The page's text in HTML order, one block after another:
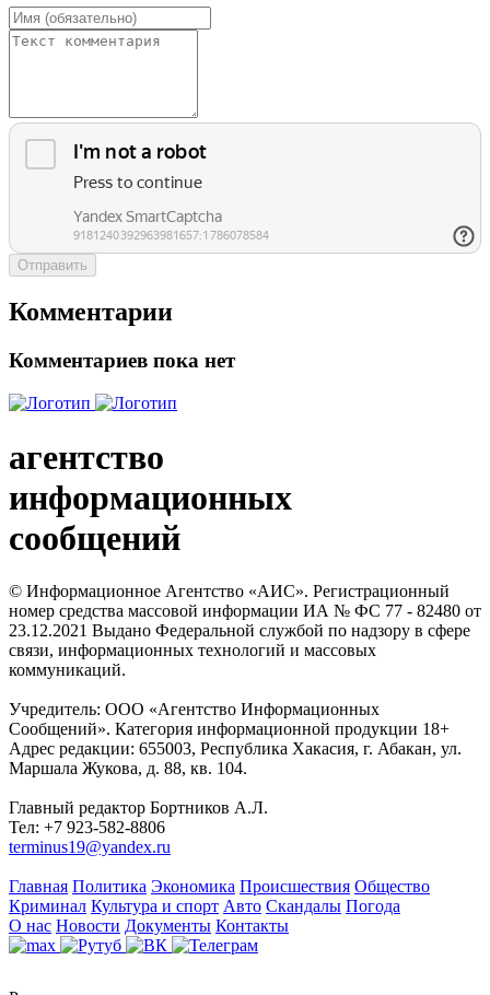
Отправить
Комментарии
Комментариев пока нет
агентство
информационных
сообщений
© Информационное Агентство «АИС». Регистрационный
номер средства массовой информации ИА № ФС 77 - 82480 от
23.12.2021 Выдано Федеральной службой по надзору в сфере
связи, информационных технологий и массовых
коммуникаций.
Учредитель: ООО «Агентство Информационных
Сообщений». Категория информационной продукции 18+
Адрес редакции: 655003, Республика Хакасия, г. Абакан, ул.
Маршала Жукова, д. 88, кв. 104.
Главный редактор Бортников А.Л.
Тел: +7 923-582-8806
terminus19@yandex.ru
Главная Политика Экономика Происшествия Общество
Криминал Культура и спорт Авто Скандалы Погода
О нас Новости Документы Контакты